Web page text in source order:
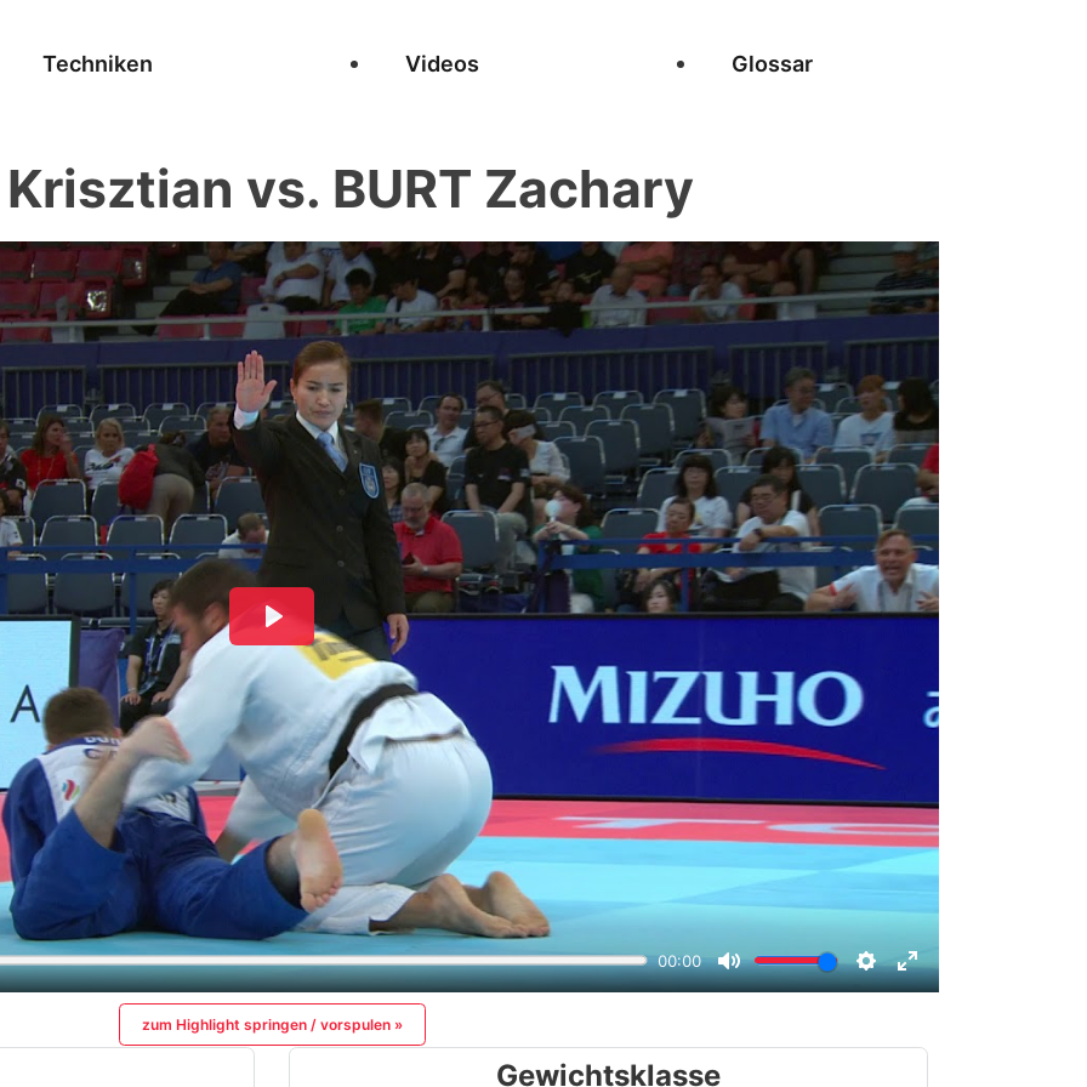
Techniken Videos Glossar
Krisztian vs. BURT Zachary
zum Highlight springen / vorspulen »
Gewichtsklasse